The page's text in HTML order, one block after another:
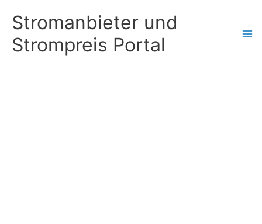
Inhalt
springen
Stromanbieter und
Strompreis Portal